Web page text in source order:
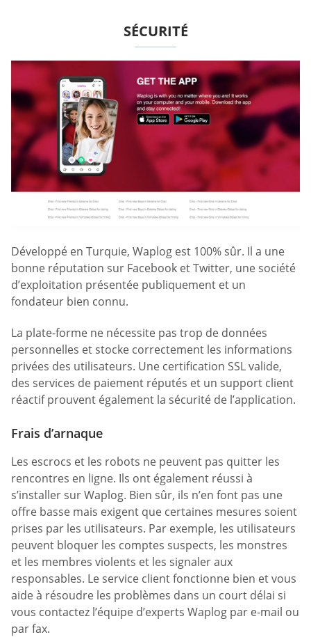
SÉCURITÉ
Développé en Turquie, Waplog est 100% sûr. Il a une
bonne réputation sur Facebook et Twitter, une société
d’exploitation présentée publiquement et un
fondateur bien connu.
La plate-forme ne nécessite pas trop de données
personnelles et stocke correctement les informations
privées des utilisateurs. Une certification SSL valide,
des services de paiement réputés et un support client
réactif prouvent également la sécurité de l’application.
Frais d’arnaque
Les escrocs et les robots ne peuvent pas quitter les
rencontres en ligne. Ils ont également réussi à
s’installer sur Waplog. Bien sûr, ils n’en font pas une
offre basse mais exigent que certaines mesures soient
prises par les utilisateurs. Par exemple, les utilisateurs
peuvent bloquer les comptes suspects, les monstres
et les membres violents et les signaler aux
responsables. Le service client fonctionne bien et vous
aide à résoudre les problèmes dans un court délai si
vous contactez l’équipe d’experts Waplog par e-mail ou
par fax.